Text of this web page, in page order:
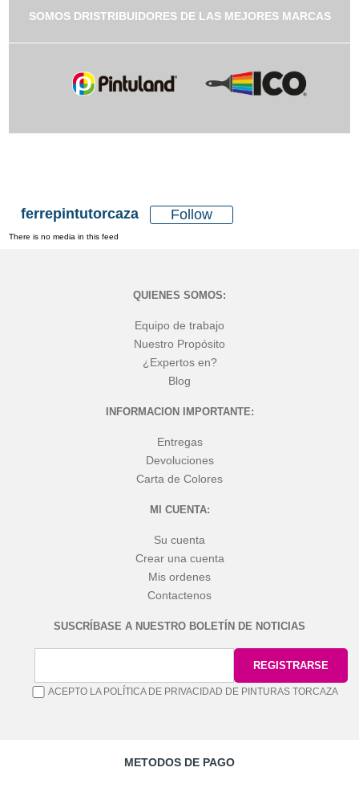
SOMOS DRISTRIBUIDORES DE LAS MEJORES MARCAS
ferrepintutorcaza Follow
There is no media in this feed
QUIENES SOMOS:
Equipo de trabajo
Nuestro Propósito
¿Expertos en?
Blog
INFORMACION IMPORTANTE:
Entregas
Devoluciones
Carta de Colores
MI CUENTA:
Su cuenta
Crear una cuenta
Mis ordenes
Contactenos
SUSCRÍBASE A NUESTRO BOLETÍN DE NOTICIAS
ACEPTO LA POLÍTICA DE PRIVACIDAD DE PINTURAS TORCAZA
METODOS DE PAGO